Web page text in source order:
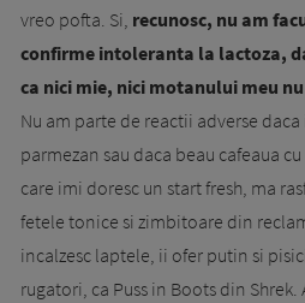
vreo pofta. Si, recunosc, nu am
confirme intoleranta la lactoza,
ca nici mie, nici motanului meu
Nu am parte de reactii adverse
parmezan sau daca beau cafeaua
care imi doresc un start fresh, ma
fetele tonice si zimbitoare din
incalzesc laptele, ii ofer putin si
rugatori, ca Puss in Boots din